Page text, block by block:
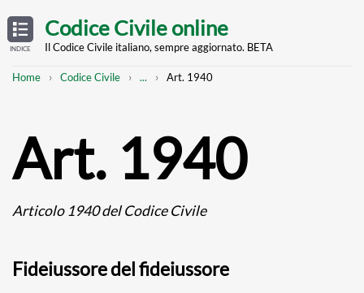
TABLE
OF
CONTENTS
INDICE
main
Codice Civile online
Il Codice Civile italiano, sempre aggiornato. BETA
Breadcrumb
Home Codice Civile
Mostra
... Art. 1940
Art. 1940
Articolo 1940 del Codice Civile
Fideiussore del fideiussore